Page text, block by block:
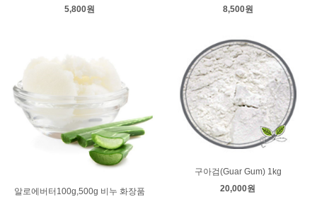
5,800원
8,500원
알로에버터100g,500g 비누 화장품
구아검(Guar Gum) 1kg
20,000원